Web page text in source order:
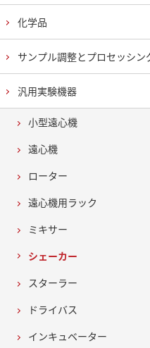
化学品
サンプル調整とプロセッシン
汎用実験機器
小型遠心機
遠心機
ローター
遠心機用ラック
ミキサー
シェーカー
スターラー
ドライバス
インキュベーター